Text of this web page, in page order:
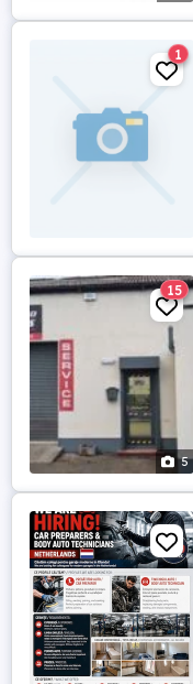
1
5
15